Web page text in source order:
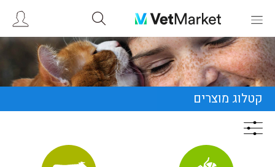
קטלוג מוצרים